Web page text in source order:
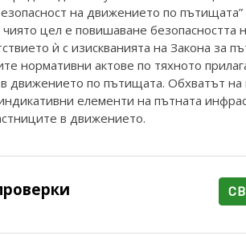
на движението по
цел е повишаване безопасността
ѝ с изискванията на Закона за
нормативни актове по тяхното
движението по пътищата. Обхватът на
елементи на пътната
в движението.